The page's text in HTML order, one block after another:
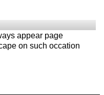
appear page
on such occation